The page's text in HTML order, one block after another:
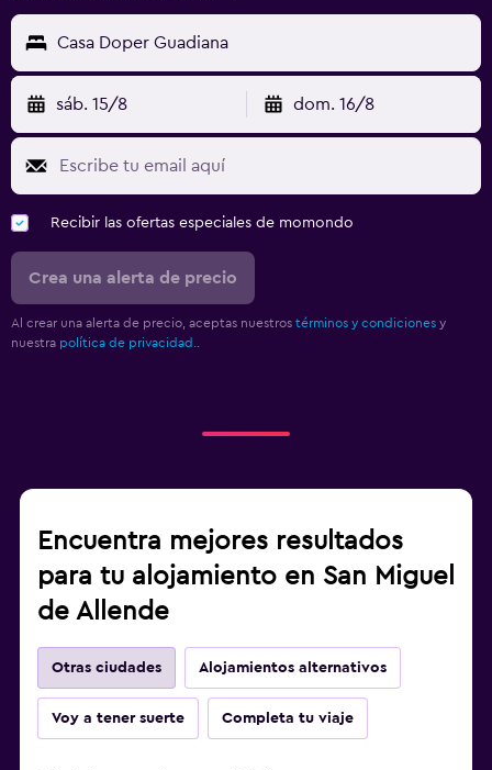
Casa Doper Guadiana
sáb. 15/8 dom. 16/8
Recibir las ofertas especiales de momondo
Crea una alerta de precio
Al crear una alerta de precio, aceptas nuestros términos y condiciones y
nuestra política de privacidad.
Encuentra mejores resultados
para tu alojamiento en San Miguel
de Allende
Otras ciudades Alojamientos alternativos
Voy a tener suerte Completa tu viaje